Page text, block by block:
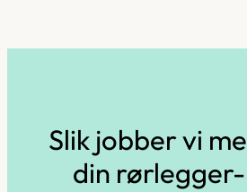
Slik jobber vi
din